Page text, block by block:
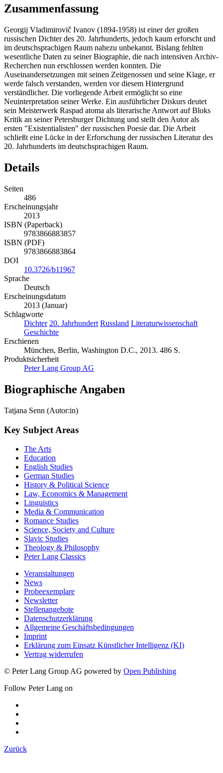
Zusammenfassung
Georgij Vladimirovič Ivanov (1894-1958) ist einer der großen
russischen Dichter des 20. Jahrhunderts, jedoch kaum erforscht und
im deutschsprachigen Raum nahezu unbekannt. Bislang fehlten
wesentliche Daten zu seiner Biographie, die nach intensiven Archiv-
Recherchen nun erschlossen werden konnten. Die
Auseinandersetzungen mit seinen Zeitgenossen und seine Klage, er
werde falsch verstanden, werden vor diesem Hintergrund
verständlicher. Die vorliegende Arbeit ermöglicht so eine
Neuinterpretation seiner Werke. Ein ausführlicher Diskurs deutet
sein Meisterwerk Raspad atoma als literarische Antwort auf Bloks
Kritik an seiner Petersburger Dichtung und stellt den Autor als
ersten "Existentialisten" der russischen Poesie dar. Die Arbeit
schließt eine Lücke in der Erforschung der russischen Literatur des
20. Jahrhunderts im deutschsprachigen Raum.
Details
Seiten
486
Erscheinungsjahr
2013
ISBN (Paperback)
9783866883857
ISBN (PDF)
9783866883864
DOI
10.3726/b11967
Sprache
Deutsch
Erscheinungsdatum
2013 (Januar)
Schlagworte
Dichter 20. Jahrhundert Russland Literaturwissenschaft
Geschichte
Erschienen
München, Berlin, Washington D.C., 2013. 486 S.
Produktsicherheit
Peter Lang Group AG
Biographische Angaben
Tatjana Senn (Autor:in)
Key Subject Areas
The Arts
Education
English Studies
German Studies
History & Political Science
Law, Economics & Management
Linguistics
Media & Communication
Romance Studies
Science, Society and Culture
Slavic Studies
Theology & Philosophy
Peter Lang Classics
Veranstaltungen
News
Probeexemplare
Newsletter
Stellenangebote
Datenschutzerklärung
Allgemeine Geschäftsbedingungen
Imprint
Erklärung zum Einsatz Künstlicher Intelligenz (KI)
Vertrag widerrufen
© Peter Lang Group AG powered by Open Publishing
Follow Peter Lang on
Zurück